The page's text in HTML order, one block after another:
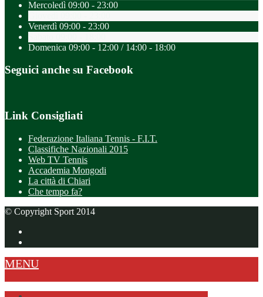
Mercoledì 09:00 - 23:00
Venerdì 09:00 - 23:00
Domenica 09:00 - 12:00 / 14:00 - 18:00
Seguici anche su Facebook
Link Consigliati
Federazione Italiana Tennis - F.I.T.
Classifiche Nazionali 2015
Web TV Tennis
Accademia Mongodi
La città di Chiari
Che tempo fa?
© Copyright Sport 2014
MENU